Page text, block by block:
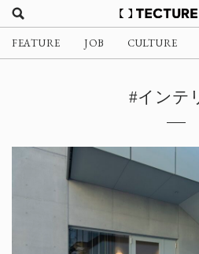
FEATURE JOB CULTURE
#インテ